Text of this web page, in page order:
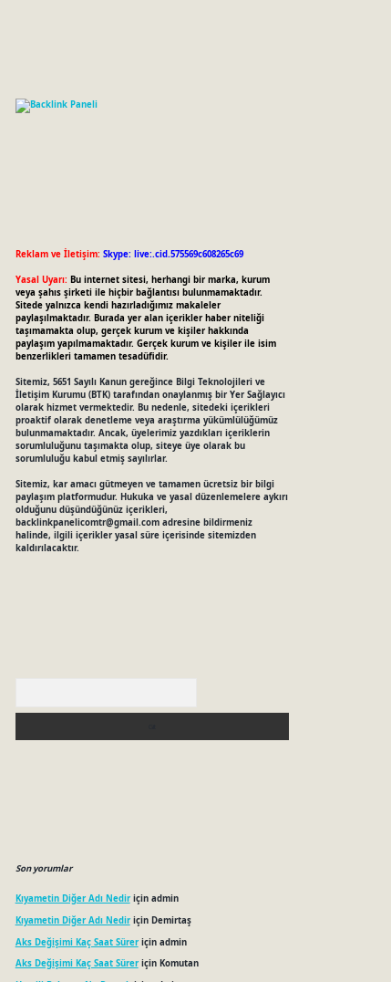
Reklam ve İletişim: Skype: live:.cid.575569c608265c69
Yasal Uyarı: Bu internet sitesi, herhangi bir marka, kurum
veya şahıs şirketi ile hiçbir bağlantısı bulunmamaktadır.
Sitede yalnızca kendi hazırladığımız makaleler
paylaşılmaktadır. Burada yer alan içerikler haber niteliği
taşımamakta olup, gerçek kurum ve kişiler hakkında
paylaşım yapılmamaktadır. Gerçek kurum ve kişiler ile isim
benzerlikleri tamamen tesadüfidir.
Sitemiz, 5651 Sayılı Kanun gereğince Bilgi Teknolojileri ve
İletişim Kurumu (BTK) tarafından onaylanmış bir Yer Sağlayıcı
olarak hizmet vermektedir. Bu nedenle, sitedeki içerikleri
proaktif olarak denetleme veya araştırma yükümlülüğümüz
bulunmamaktadır. Ancak, üyelerimiz yazdıkları içeriklerin
sorumluluğunu taşımakta olup, siteye üye olarak bu
sorumluluğu kabul etmiş sayılırlar.
Sitemiz, kar amacı gütmeyen ve tamamen ücretsiz bir bilgi
paylaşım platformudur. Hukuka ve yasal düzenlemelere aykırı
olduğunu düşündüğünüz içerikleri,
backlinkpanelicomtr@gmail.comadresine bildirmeniz
halinde, ilgili içerikler yasal süre içerisinde sitemizden
kaldırılacaktır.
Son yorumlar
Kıyametin Diğer Adı Nediriçin admin
Kıyametin Diğer Adı Nediriçin Demirtaş
Aks Değişimi Kaç Saat Süreriçin admin
Aks Değişimi Kaç Saat Süreriçin Komutan